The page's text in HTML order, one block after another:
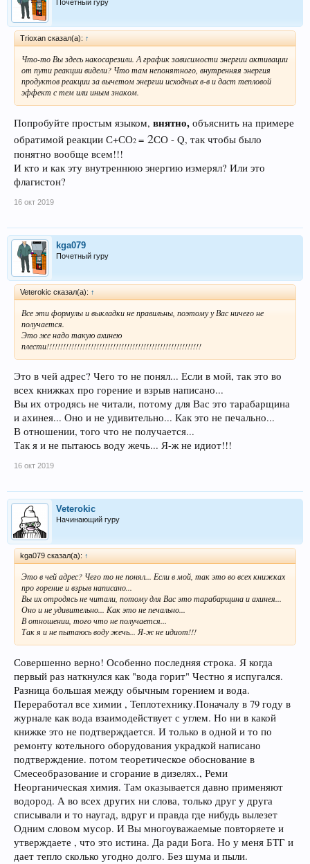
которой мы изложили в [23]) – поскольку в обоих этих случаях
происходит не химическая реакция в традиционном понимании, а цепной
развал молекул на радикалы с их последующей свободной рекомбинацией.
Но, на наш взгляд, принципиальное различие всё же имеется. Скорость
определяется движением более лёгких электронов [23] – отчего скорость
детонации гораздо выше скорости ударной волны при тепловом взрыве.
Почетный гуру
Trioxan сказал(а): ↑
Что-то Вы здесь накосарезили. А график зависимости энергии активации
от пути реакции видели? Что там непонятного, внутренняя энергия
продуктов реакции за вычетом энергии исходных в-в и даст тепловой
эффект с тем или иным знаком.
Попробуйте простым языком, внятно, объяснить на примере
обратимой реакции С+СО2 = 2СО - Q, так чтобы было
понятно вообще всем!!!
И кто и как эту внутреннюю энергию измерял? Или это
флагистон?
16 окт 2019
kga079
Почетный гуру
Veterokic сказал(а): ↑
Все эти формулы и выкладки не правильны, поэтому у Вас ничего не
получается.
Это же надо такую ахинею
плести!!!!!!!!!!!!!!!!!!!!!!!!!!!!!!!!!!!!!!!!!!!!!!!!!!!!!!!!
Это в чей адрес? Чего то не понял... Если в мой, так это во
всех книжках про горение и взрыв написано...
Вы их отродясь не читали, потому для Вас это тарабарщина
и ахинея... Оно и не удивительно... Как это не печально...
В отношении, того что не получается...
Так я и не пытаюсь воду жечь... Я-ж не идиот!!!
16 окт 2019
Veterokic
Начинающий гуру
kga079 сказал(а): ↑
Это в чей адрес? Чего то не понял... Если в мой, так это во всех книжках
про горение и взрыв написано...
Вы их отродясь не читали, потому для Вас это тарабарщина и ахинея...
Оно и не удивительно... Как это не печально...
В отношении, того что не получается...
Так я и не пытаюсь воду жечь... Я-ж не идиот!!!
Совершенно верно! Особенно последняя строка. Я когда
первый раз наткнулся как "вода горит" Честно я испугался.
Разница большая между обычным горением и вода.
Переработал все химии , Теплотехнику.Поначалу в 79 году в
журнале как вода взаимодействует с углем. Но ни в какой
книжке это не подтверждается. И только в одной и то по
ремонту котельного оборудования украдкой написано
подтверждение. потом теоретическое обоснование в
Смесеобразование и сгорание в дизелях., Реми
Неорганическая химия. Там оказывается давно применяют
водород. А во всех других ни слова, только друг у друга
списывали и то наугад, вдруг и правда где нибудь вылезет
Одним словом мусор. И Вы многоуважаемые повторяете и
утверждаете , что это истина. Да ради Бога. Но у меня БТГ и
дает тепло сколько угодно долго. Без шума и пыли.